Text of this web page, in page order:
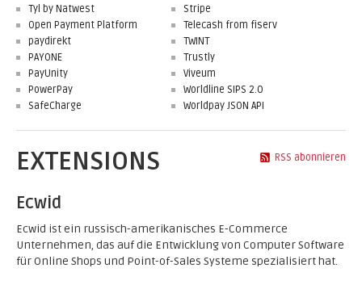
Tyl by Natwest
Open Payment Platform
paydirekt
PAYONE
PayUnity
PowerPay
SafeCharge
Stripe
Telecash from fiserv
TWINT
Trustly
Viveum
Worldline SIPS 2.0
Worldpay JSON API
RSS abonnieren
EXTENSIONS
Ecwid
Ecwid ist ein russisch-amerikanisches E-Commerce
Unternehmen, das auf die Entwicklung von Computer Software
für Online Shops und Point-of-Sales Systeme spezialisiert hat.